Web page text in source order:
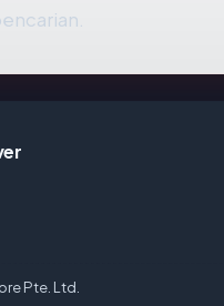
Pte. Ltd.